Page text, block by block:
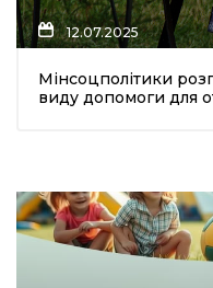
12.07.2025
Мінсоцполітики
виду допомоги для